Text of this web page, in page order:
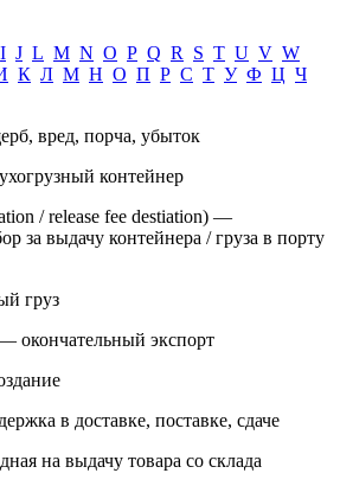
I J L M N O P Q R S T U V W
К Л М Н О П Р С Т У Ф Ц Ч
вред, порча, убыток
контейнер
/ release fee destiation) —
за выдачу контейнера / груза в порту
груз
окончательный экспорт
в доставке, поставке, сдаче
на выдачу товара со склада